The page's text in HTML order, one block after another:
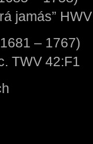
jamás”
– 1767)
TWV 42:F1